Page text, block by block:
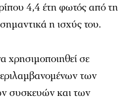
4,4 έτη φωτός από τη
η ισχύς του.
χρησιμοποιηθεί σε
των
συσκευών και των